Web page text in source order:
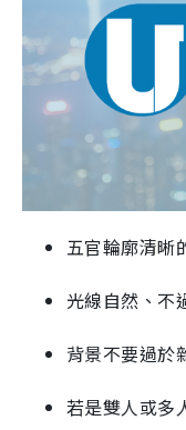
五官輪廓清晰
光線自然、不
背景不要過於
若是雙人或多